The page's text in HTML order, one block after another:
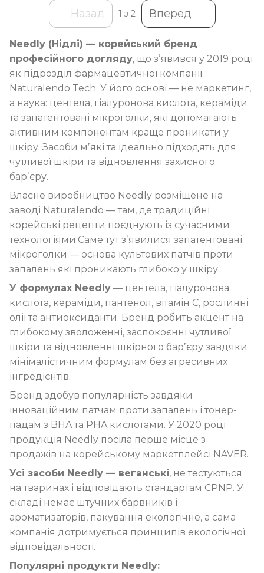
Назад 1 з 2 Вперед
Needly (Нідлі) — корейський бренд
професійного догляду, що зʼявився у 2019 році
як підрозділ фармацевтичної компанії
Naturalendo Tech. У його основі — не маркетинг,
а наука: центела, гіалуронова кислота, кераміди
та запатентовані мікроголки, які допомагають
активним компонентам краще проникати у
шкіру. Засоби мʼякі та ідеально підходять для
чутливої шкіри та відновлення захисного
барʼєру.
Власне виробництво Needly розміщене на
заводі Naturalendo — там, де традиційні
корейські рецепти поєднують із сучасними
технологіями.Саме тут зʼявилися запатентовані
мікроголки — основа культових патчів проти
запалень які проникають глибоко у шкіру.
У формулах Needly — центела, гіалуронова
кислота, кераміди, пантенол, вітамін С, рослинні
олії та антиоксиданти. Бренд робить акцент на
глибокому зволоженні, заспокоєнні чутливої
шкіри та відновленні шкірного барʼєру завдяки
мінімалістичним формулам без агресивних
інгредієнтів.
Бренд здобув популярність завдяки
інноваційним патчам проти запалень і тонер-
падам з BHA та PHA кислотами. У 2020 році
продукція Needly посіла перше місце з
продажів на корейському маркетплейсі NAVER.
Усі засоби Needly — веганські, не тестуються
на тваринах і відповідають стандартам CPNP. У
складі немає штучних барвників і
ароматизаторів, пакування екологічне, а сама
компанія дотримується принципів екологічної
відповідальності.
Популярні продукти Needly: